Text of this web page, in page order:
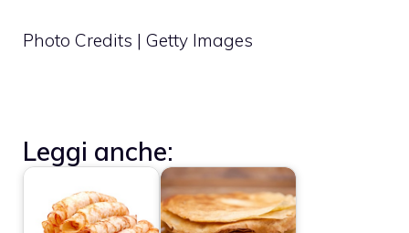
Photo Credits | Getty Images
Leggi anche: